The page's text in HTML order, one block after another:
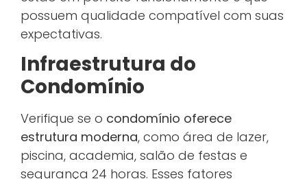
possuem qualidade compatível com suas
expectativas.
Infraestrutura do
Condomínio
Verifique se o condomínio oferece
estrutura moderna, como área de lazer,
piscina, academia, salão de festas e
segurança 24 horas. Esses fatores